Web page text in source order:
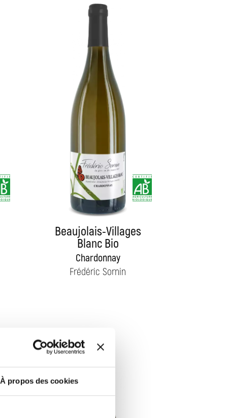
À propos des cookies
Beaujolais-Villages
Blanc Bio
Chardonnay
Frédéric Sornin